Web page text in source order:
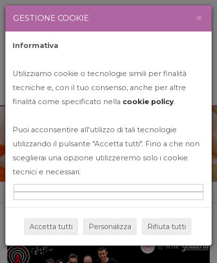
News&Events
Home News&events
GESTIONE COOKIE ×
Informativa
Utilizziamo cookie o tecnologie simili per finalità
tecniche e, con il tuo consenso, anche per altre
finalità come specificato nella cookie policy.
Puoi acconsentire all'utilizzo di tali tecnologie
utilizzando il pulsante "Accetta tutti". Fino a che non
sceglierai una opzione utilizzeremo solo i cookie
tecnici e necessari.
Accetta tutti Personalizza Rifiuta tutti